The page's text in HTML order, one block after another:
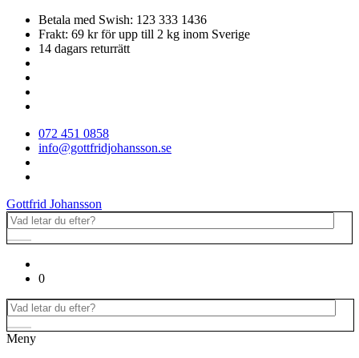
Betala med Swish: 123 333 1436
Frakt: 69 kr för upp till 2 kg inom Sverige
14 dagars returrätt
072 451 0858
info@gottfridjohansson.se
Gottfrid Johansson
0
Meny